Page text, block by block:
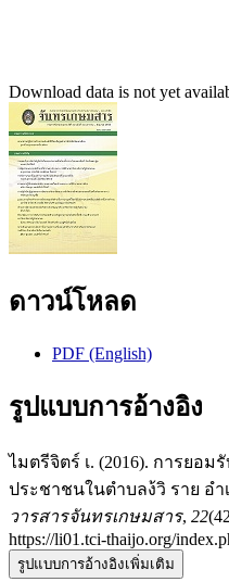
Download data is not yet
ดาวน์โหลด
PDF (English)
รูปแบบการอ้างอิง
ไมตรีจิตร์ เ. (2016). การยอ
ประชาชนในตำบลง้วิ ราย อ
วารสารจันทรเกษมสาร, 22
https://li01.tci-thaijo.org/
รูปแบบการอ้างอิงเพิ่มเติม